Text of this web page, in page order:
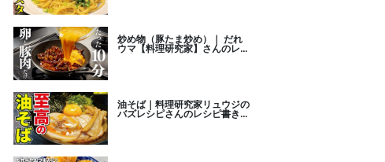
炒め物（豚たま炒め）｜ だれ
ウマ【料理研究家】さんのレシ
油そば｜料理研究家リュウジの
バズレシピさんのレシピ書き起